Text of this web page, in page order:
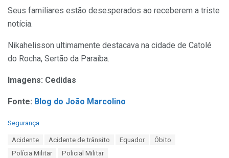
Seus familiares estão desesperados ao receberem a triste
notícia.
Nikahelisson ultimamente destacava na cidade de Catolé
do Rocha, Sertão da Paraíba.
Imagens: Cedidas
Fonte: Blog do João Marcolino
C
Segurança
Acidente Acidente de trânsito Equador
Óbito
Polícia Militar
Policial Militar